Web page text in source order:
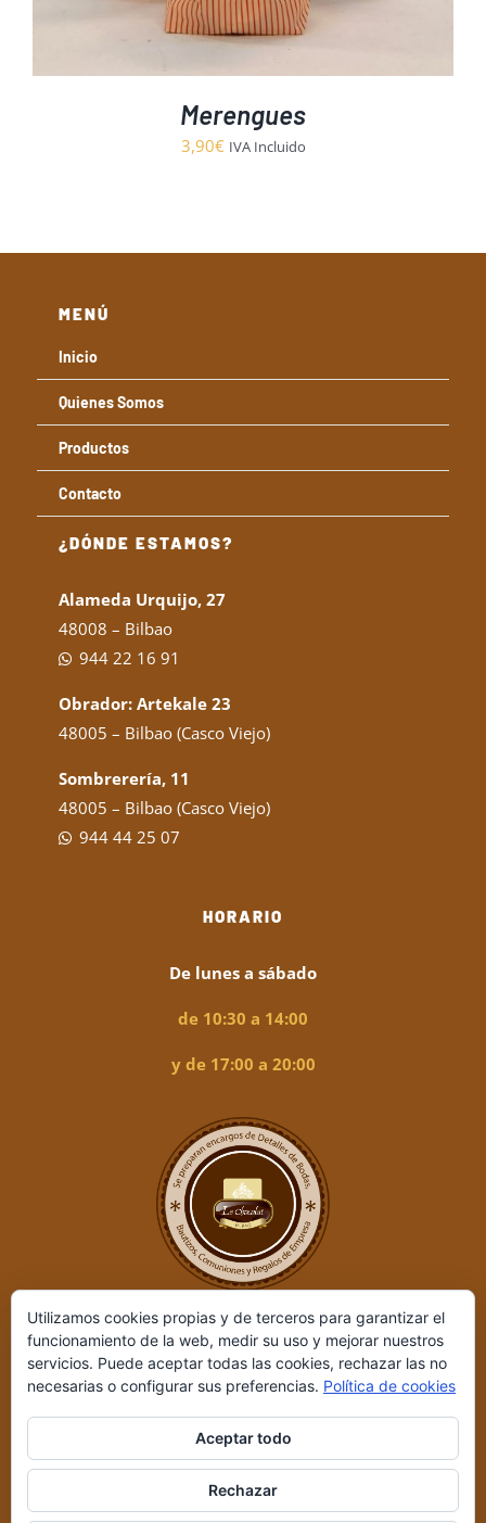
Merengues
3,90€ IVA Incluido
MENÚ
Inicio
Quienes Somos
Productos
Contacto
¿DÓNDE ESTAMOS?
Alameda Urquijo, 27
48008 – Bilbao
944 22 16 91
Obrador: Artekale 23
48005 – Bilbao (Casco Viejo)
Sombrerería, 11
48005 – Bilbao (Casco Viejo)
944 44 25 07
HORARIO
De lunes a sábado
de 10:30 a 14:00
y de 17:00 a 20:00
Aviso legal y Política de privacidad
Utilizamos cookies propias y de terceros para garantizar el
funcionamiento de la web, medir su uso y mejorar nuestros
servicios. Puede aceptar todas las cookies, rechazar las no
necesarias o configurar sus preferencias. Política de cookies
Aceptar todo
Rechazar